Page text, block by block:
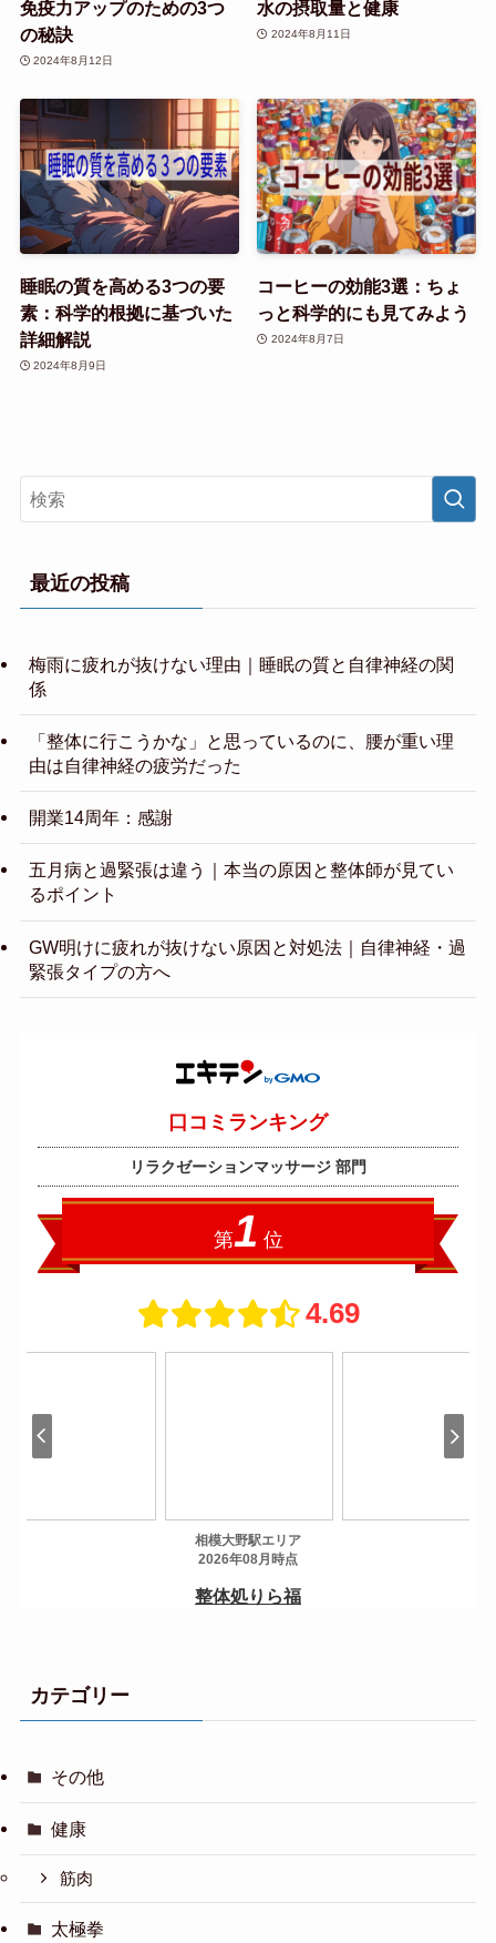
免疫力アップのための3つ
の秘訣
2024年8月12日
水の摂取量と健康
2024年8月11日
睡眠の質を高める3つの要
素：科学的根拠に基づいた
詳細解説
2024年8月9日
コーヒーの効能3選：ちょ
っと科学的にも見てみよう
2024年8月7日
最近の投稿
梅雨に疲れが抜けない理由｜睡眠の質と自律神経の関
係
「整体に行こうかな」と思っているのに、腰が重い理
由は自律神経の疲労だった
開業14周年：感謝
五月病と過緊張は違う｜本当の原因と整体師が見てい
るポイント
GW明けに疲れが抜けない原因と対処法｜自律神経・過
緊張タイプの方へ
カテゴリー
その他
健康
筋肉
太極拳